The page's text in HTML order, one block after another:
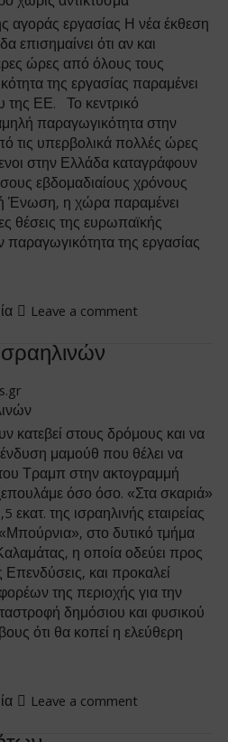
αγοράς εργασίας Η νέα έκθεση
επισημαίνει ότι αν και
ώρες από όλους τους
της εργασίας παραμένει
της ΕΕ. Το κεντρικό
παραγωγικότητα στην
τις υπερβολικά πολλές ώρες
στην Ελλάδα καταγράφουν
εβδομαδιαίους χρόνους
Ένωση, η χώρα παραμένει
θέσεις της ευρωπαϊκής
της εργασίας
Leave a comment
κατεβεί στους δρόμους και να
μαμούθ που θέλει να
Τραμπ στην ακτογραμμή
όσο όσο. «Στα σκαριά»
της ισραηλινής εταιρείας
στο δυτικό τμήμα
η οποία οδεύει προς
και προκαλεί
της περιοχής για την
δημόσιου και φυσικού
ότι θα κοπεί η ελεύθερη
Leave a comment